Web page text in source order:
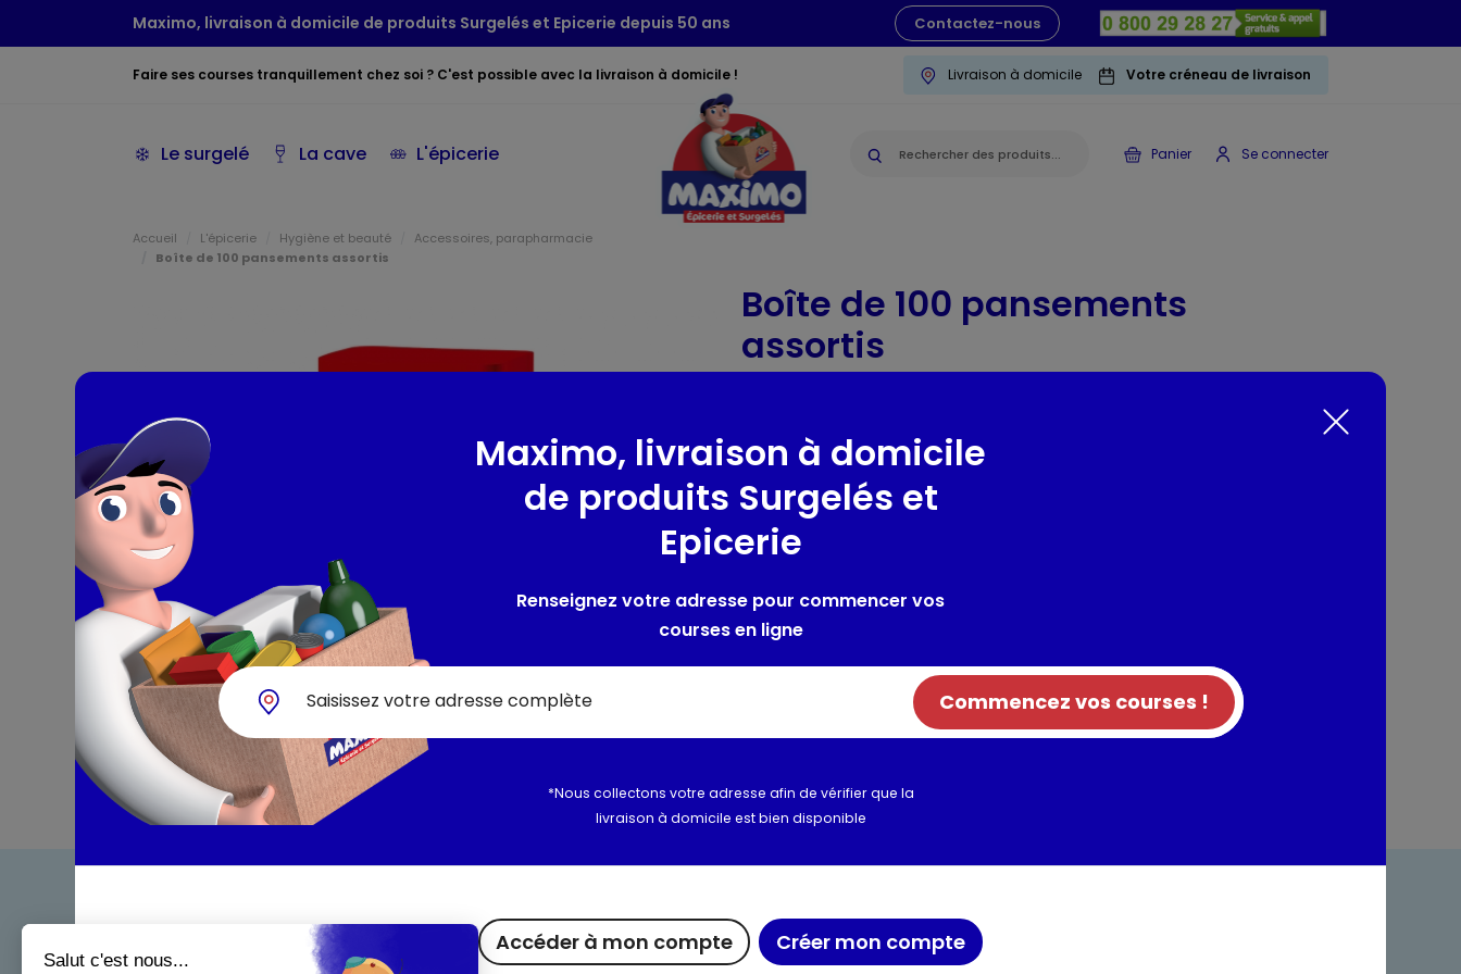
Maximo, livraison à domicile de produits Surgelés et Epicerie depuis 50 ans Contactez-nous
Faire ses courses tranquillement chez soi ? C'est possible avec la livraison à domicile ! Livraison à domicile Votre créneau de livraison
Le surgelé La cave L'épicerie Panier Se connecter
Accueil L'épicerie Hygiène et beauté
Accessoires, parapharmacie
Boîte de 100 pansements assortis
Boîte de 100 pansements
assortis
Mercurochrome-
Présentation
POUR TOUTE LA FAMILLE : Grand format comprenant 3 tailles et 2 couleurs
de pansements. Boîte rigide protectrice. RÉSISTANT A L'EAU MICRO-AÉRÉ
Protège les petites blessures du quotidien tout en laissant la peau respirer
PANSEMENTS CLASSIQUE, 100u
Informations complémentaires
Bienvenue chez Maximo
Nos engagements
Maxicado
Parrainage
Nous rejoindre
Nous contacter
Maximo, livraison à domicile
de produits Surgelés et
Epicerie
Renseignez votre adresse pour commencer vos
courses en ligne
Commencez vos courses !
*Nous collectons votre adresse afin de vérifier que la
livraison à domicile est bien disponible
Accéder à mon compte Créer mon compte